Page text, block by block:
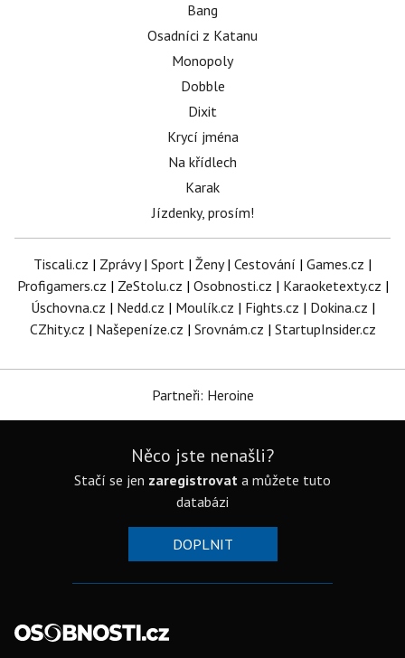
Bang
Osadníci z Katanu
Monopoly
Dobble
Dixit
Krycí jména
Na křídlech
Karak
Jízdenky, prosím!
Tiscali.cz | Zprávy| Sport | Ženy| Cestování | Games.cz |
Profigamers.cz | ZeStolu.cz | Osobnosti.cz | Karaoketexty.cz |
Úschovna.cz | Nedd.cz | Moulík.cz | Fights.cz | Dokina.cz |
CZhity.cz | Našepeníze.cz | Srovnám.cz | StartupInsider.cz
Partneři: Heroine
Něco jste nenašli?
Stačí se jen zaregistrovat a můžete tuto
databázi
DOPLNIT